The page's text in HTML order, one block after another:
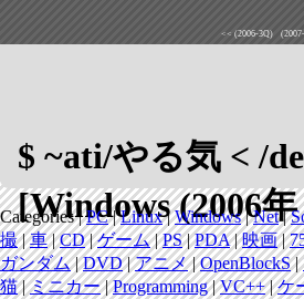
<< (2006-3Q)
$ ~ati/やる気 < /
[Windows (2006
Categories |PC|Linux|Windows|Net|
撮|車|CD|ゲーム|PS|PDA|映画|
ガンダム|DVD|アニメ|OpenBlockS|
猫|ミニカー|Programming|VC++|ケ